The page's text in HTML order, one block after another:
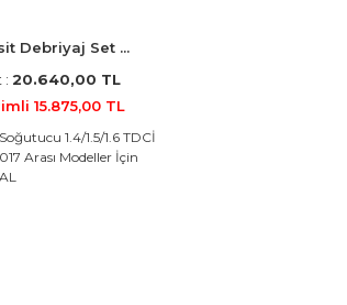
Debriyaj Set ...
: 20.640,00 TL
15.875,00 TL